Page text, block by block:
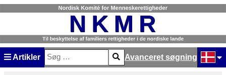
Artikler
Søg
Type 2 or more characters for results.
Avanceret søgning